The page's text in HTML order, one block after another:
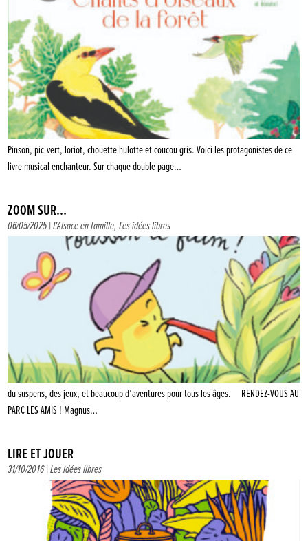
Pinson, pic-vert, loriot, chouette hulotte et coucou gris. Voici les protagonistes de ce
livre musical enchanteur. Sur chaque double page…
ZOOM SUR…
06/05/2025 |L'Alsace en famille,Les idées libres
du suspens, des jeux, et beaucoup d’aventures pour tous les âges. RENDEZ-VOUS AU
PARC LES AMIS ! Magnus…
LIRE ET JOUER
31/10/2016 |Les idées libres